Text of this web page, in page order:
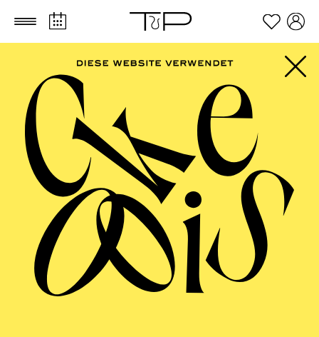
Zum Hauptinhalt springen Zum Footer springen